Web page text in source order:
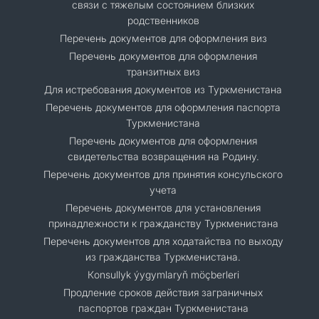
связи с тяжелым состоянием близких
родственников
Перечень документов для оформления виз
Перечень документов для оформления
транзитных виз
Для истребования документов из Туркменистана
Перечень документов для оформления паспорта
Туркменистана
Перечень документов для оформления
свидетельства возвращения на Родину.
Перечень документов для принятия консульского
учета
Перечень документов для установления
принадлежности к гражданству Туркменистана
Перечень документов для ходатайства по выходу
из гражданства Туркменистана.
Кonsullyk ýygymlaryň möçberleri
Продление сроков действия заграничных
паспортов граждан Туркменистана